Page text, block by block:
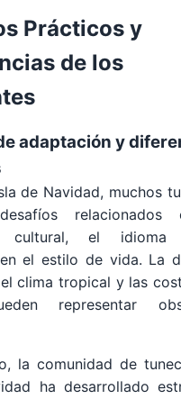
Prácticos y
de los
adaptación y
de Navidad, muchos
cultural, el
el estilo de vida. La
clima tropical y las
representar
la comunidad de
ha desarrollado